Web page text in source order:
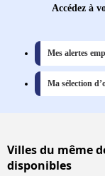
Accédez à
Mes alertes
Ma sélection
Villesdu même
disponibles